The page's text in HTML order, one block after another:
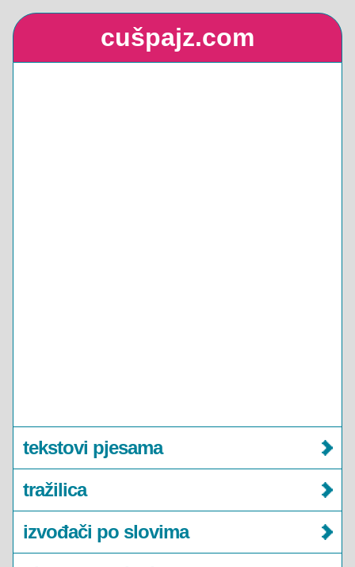
cušpajz.com
tekstovi pjesama
tražilica
izvođači po slovima